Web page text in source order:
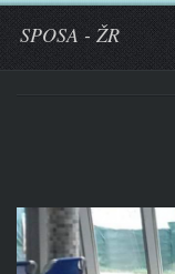
SPOSA - ŽR